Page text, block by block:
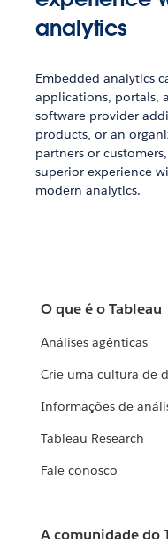
analytics
Embedded analytics
applications, portals,
software provider
products, or an
partners or
superior experience
modern analytics.
O que é o Tableau
Análises agênticas
Crie uma cultura de
Informações de
Tableau Research
Fale conosco
A comunidade do